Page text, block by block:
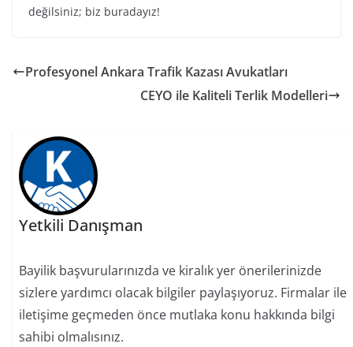
değilsiniz; biz buradayız!
Profesyonel Ankara Trafik Kazası Avukatları
CEYO ile Kaliteli Terlik Modelleri
Yetkili Danışman
Bayilik başvurularınızda ve kiralık yer önerilerinizde
sizlere yardımcı olacak bilgiler paylaşıyoruz. Firmalar ile
iletişime geçmeden önce mutlaka konu hakkında bilgi
sahibi olmalısınız.